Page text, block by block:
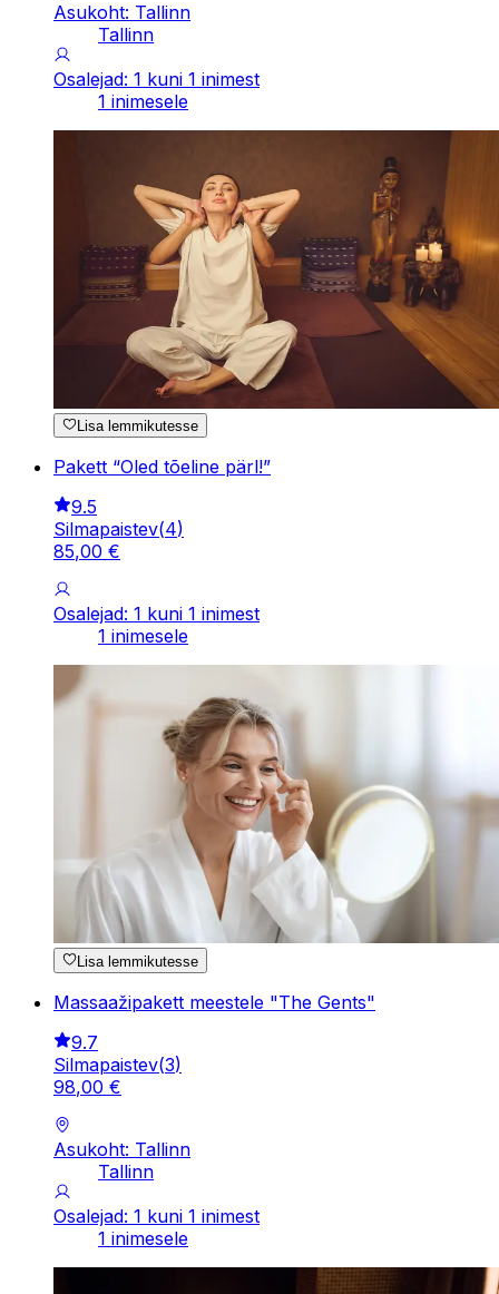
Asukoht: Tallinn
Tallinn
Osalejad: 1 kuni 1 inimest
1 inimesele
Lisa lemmikutesse
Pakett “Oled tõeline pärl!”
9.5
Silmapaistev(4)
85,00 €
Osalejad: 1 kuni 1 inimest
1 inimesele
Lisa lemmikutesse
Massaažipakett meestele "The Gents"
9.7
Silmapaistev(3)
98,00 €
Asukoht: Tallinn
Tallinn
Osalejad: 1 kuni 1 inimest
1 inimesele